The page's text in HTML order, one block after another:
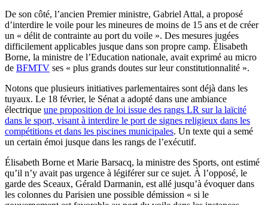
De son côté, l’ancien Premier ministre, Gabriel Attal, a proposé
d’interdire le voile pour les mineures de moins de 15 ans et de créer
un « délit de contrainte au port du voile ». Des mesures jugées
difficilement applicables jusque dans son propre camp. Élisabeth
Borne, la ministre de l’Education nationale, avait exprimé au micro
de BFMTV ses « plus grands doutes sur leur constitutionnalité ».
Notons que plusieurs initiatives parlementaires sont déjà dans les
tuyaux. Le 18 février, le Sénat a adopté dans une ambiance
électrique une proposition de loi issue des rangs LR sur la laïcité
dans le sport, visant à interdire le port de signes religieux dans les
compétitions et dans les piscines municipales. Un texte qui a semé
un certain émoi jusque dans les rangs de l’exécutif.
Élisabeth Borne et Marie Barsacq, la ministre des Sports, ont estimé
qu’il n’y avait pas urgence à légiférer sur ce sujet. À l’opposé, le
garde des Sceaux, Gérald Darmanin, est allé jusqu’à évoquer dans
les colonnes du Parisien une possible démission « si le